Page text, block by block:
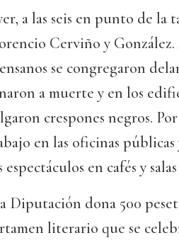
a las seis en punto de la
Cerviño y
se congregaron
a muerte y en los
crespones negros.
en las oficinas
espectáculos en cafés y
Diputación dona 500
literario que se